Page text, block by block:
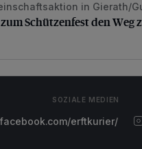
Schützenfest den Weg
in Gierath/
Schützenfest den Weg
SOZIALE MEDIEN
erftkurier/